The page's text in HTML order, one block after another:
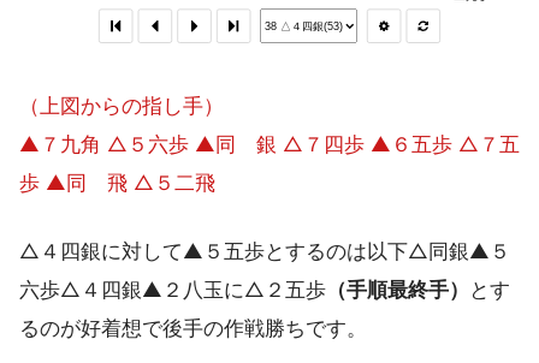
（上図からの指し手）
▲７九角 △５六歩 ▲同 銀 △７四歩 ▲６五歩 △７五
歩 ▲同 飛 △５二飛
△４四銀に対して▲５五歩とするのは以下△同銀▲５
六歩△４四銀▲２八玉に△２五歩 （手順最終手）
とす
るのが好着想で後手の作戦勝ちです。